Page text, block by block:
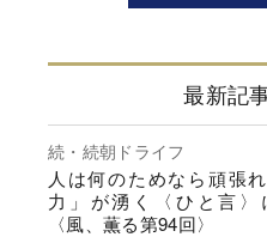
最新記
続・続朝ドライフ
人は何のためなら頑張
力」が湧く〈ひと言〉
〈風、薫る第94回〉